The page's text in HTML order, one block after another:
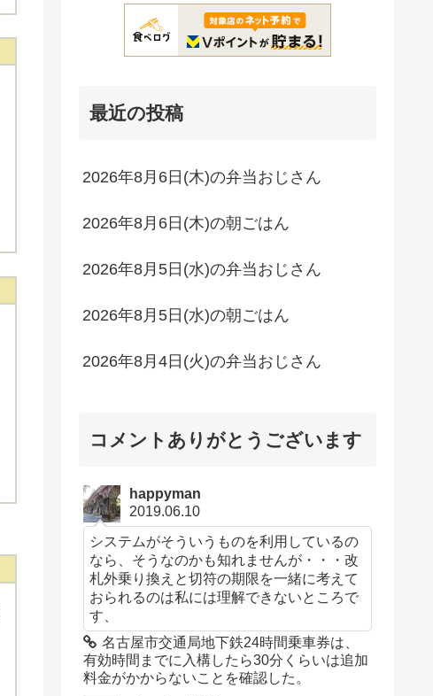
最近の投稿
2026年8月6日(木)の弁当おじさん
2026年8月6日(木)の朝ごはん
2026年8月5日(水)の弁当おじさん
2026年8月5日(水)の朝ごはん
2026年8月4日(火)の弁当おじさん
コメントありがとうございます
happyman
2019.06.10
システムがそういうものを利用しているの
なら、そうなのかも知れませんが・・・改
札外乗り換えと切符の期限を一緒に考えて
おられるのは私には理解できないところで
す、
名古屋市交通局地下鉄24時間乗車券は、
有効時間までに入構したら30分くらいは追加
料金がかからないことを確認した。